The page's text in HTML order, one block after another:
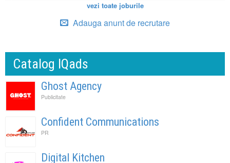
vezi toate joburile
Adauga anunt de recrutare
Catalog IQads
Ghost Agency
Publicitate
Confident Communications
PR
Digital Kitchen